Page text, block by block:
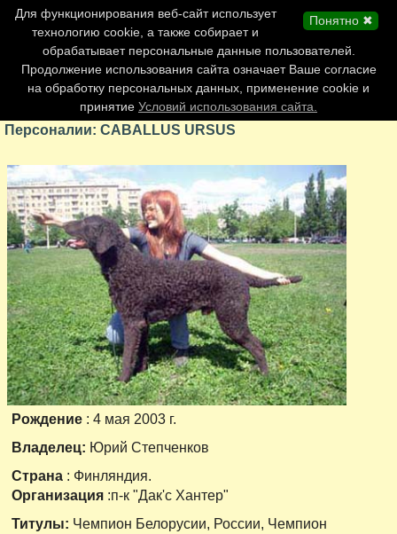
Главная страница
Обновления сайта
Контакты
Персоналии
Форум
Персоналии: CABALLUS URSUS
Рождение : 4 мая 2003 г.
Владелец: Юрий Степченков
Страна : Финляндия.
Организация :п-к "Дак'c Хантер"
Титулы: Чемпион Белорусии, России, Чемпион
Понятно ✖
Для функционирования веб-сайт использует
технологию cookie, а также собирает и
обрабатывает персональные данные пользователей.
Продолжение использования сайта означает Ваше согласие
на обработку персональных данных, применение cookie и
принятие Условий использования сайта.